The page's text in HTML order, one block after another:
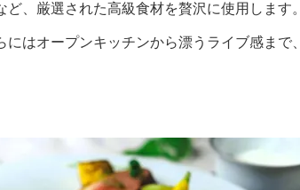
、厳選された高級食材を贅沢に使用します。
はオープンキッチンから漂うライブ感まで、